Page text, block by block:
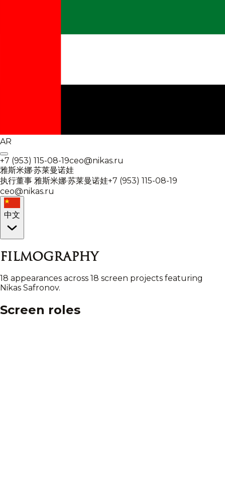
AR
+7 (953) 115-08-19ceo@nikas.ru
雅斯米娜·苏莱曼诺娃
执行董事 雅斯米娜·苏莱曼诺娃+7 (953) 115-08-19
ceo@nikas.ru
中文
Filmography
18 appearances across 18 screen projects featuring
Nikas Safronov.
Screen roles